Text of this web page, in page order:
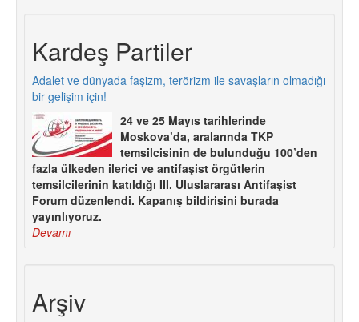
Kardeş Partiler
Adalet ve dünyada faşizm, terörizm ile savaşların olmadığı
bir gelişim için!
24 ve 25 Mayıs tarihlerinde
Moskova’da, aralarında TKP
temsilcisinin de bulunduğu 100’den
fazla ülkeden ilerici ve antifaşist örgütlerin
temsilcilerinin katıldığı III. Uluslararası Antifaşist
Forum düzenlendi. Kapanış bildirisini burada
yayınlıyoruz.
Devamı
Arşiv